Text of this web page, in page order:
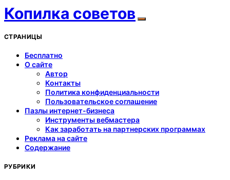
Копилка советов
СТРАНИЦЫ
Бесплатно
О сайте
Автор
Контакты
Политика конфиденциальности
Пользовательское соглашение
Пазлы интернет-бизнеса
Инструменты вебмастера
Как заработать на партнерских программах
Реклама на сайте
Содержание
РУБРИКИ